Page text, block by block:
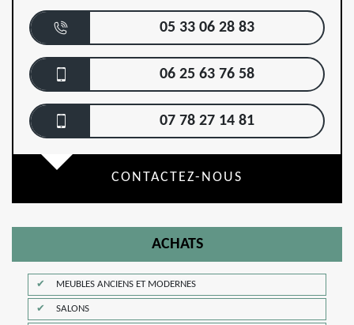
05 33 06 28 83
06 25 63 76 58
07 78 27 14 81
CONTACTEZ-NOUS
ACHATS
MEUBLES ANCIENS ET MODERNES
SALONS